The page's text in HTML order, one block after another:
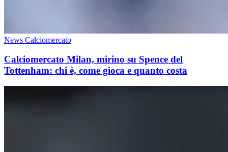
News Calciomercato
Calciomercato Milan, mirino su Spence del
Tottenham: chi è, come gioca e quanto costa